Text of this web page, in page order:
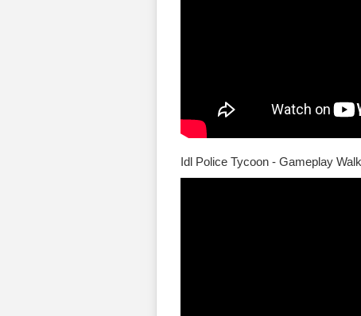
Idl Police Tycoon - Gameplay